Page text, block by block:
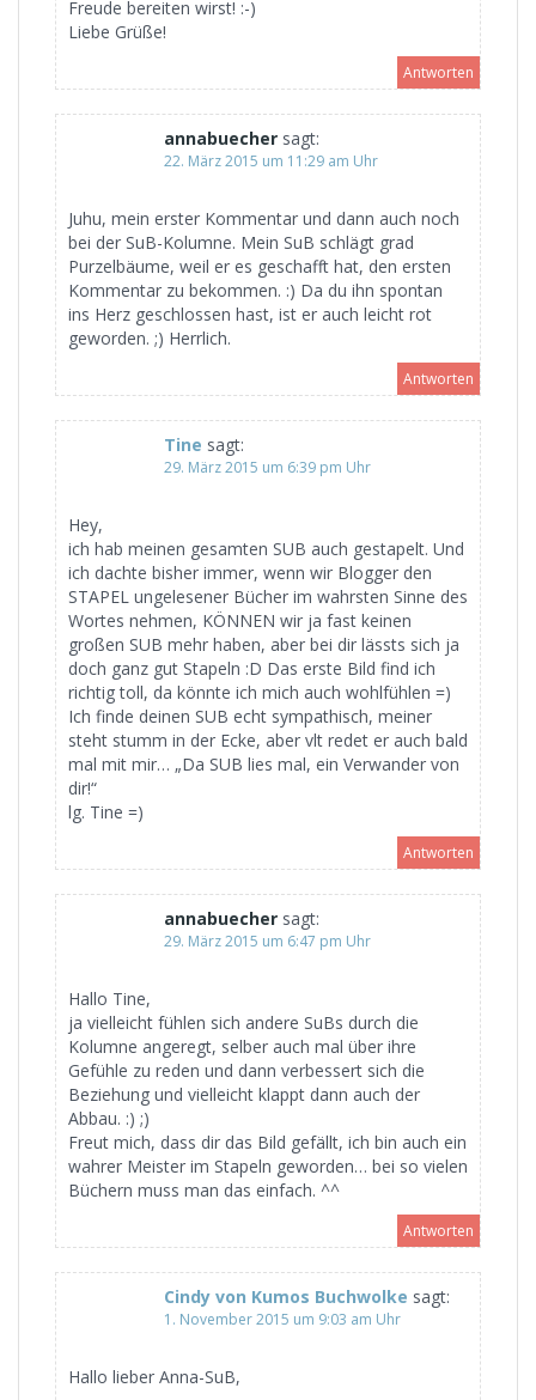
Freude bereiten wirst! :-)
Liebe Grüße!
Antworten
annabuecher sagt:
22. März 2015 um 11:29 am Uhr
Juhu, mein erster Kommentar und dann auch noch
bei der SuB-Kolumne. Mein SuB schlägt grad
Purzelbäume, weil er es geschafft hat, den ersten
Kommentar zu bekommen. :) Da du ihn spontan
ins Herz geschlossen hast, ist er auch leicht rot
geworden. ;) Herrlich.
Antworten
Tine sagt:
29. März 2015 um 6:39 pm Uhr
Hey,
ich hab meinen gesamten SUB auch gestapelt. Und
ich dachte bisher immer, wenn wir Blogger den
STAPEL ungelesener Bücher im wahrsten Sinne des
Wortes nehmen, KÖNNEN wir ja fast keinen
großen SUB mehr haben, aber bei dir lässts sich ja
doch ganz gut Stapeln :D Das erste Bild find ich
richtig toll, da könnte ich mich auch wohlfühlen =)
Ich finde deinen SUB echt sympathisch, meiner
steht stumm in der Ecke, aber vlt redet er auch bald
mal mit mir… „Da SUB lies mal, ein Verwander von
dir!“
lg. Tine =)
Antworten
annabuecher sagt:
29. März 2015 um 6:47 pm Uhr
Hallo Tine,
ja vielleicht fühlen sich andere SuBs durch die
Kolumne angeregt, selber auch mal über ihre
Gefühle zu reden und dann verbessert sich die
Beziehung und vielleicht klappt dann auch der
Abbau. :) ;)
Freut mich, dass dir das Bild gefällt, ich bin auch ein
wahrer Meister im Stapeln geworden… bei so vielen
Büchern muss man das einfach. ^^
Antworten
Cindy von Kumos Buchwolke sagt:
1. November 2015 um 9:03 am Uhr
Hallo lieber Anna-SuB,